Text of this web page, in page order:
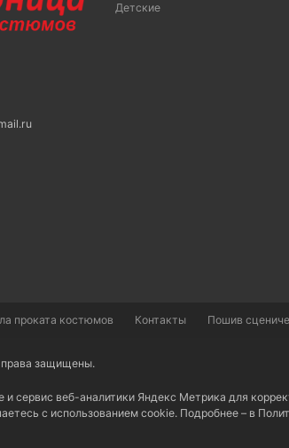
Детские
проката костюмов Контакты Пошив
защищены.
сервис веб-аналитики Яндекс Метрика для
с использованием cookie. Подробнее – в